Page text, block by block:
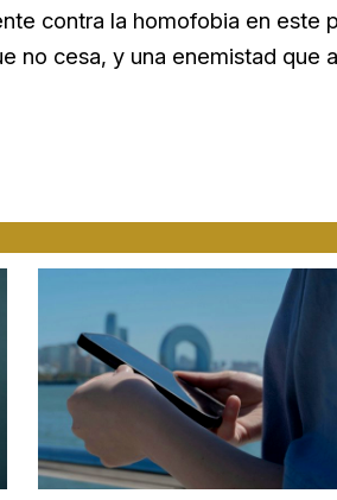
contra la homofobia en este
no cesa, y una enemistad que a